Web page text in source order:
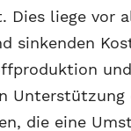
Dies liege vor
sinkenden
Unterstützung
die eine